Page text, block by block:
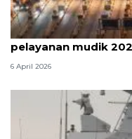
Survei: 88,8 persen
pelayanan mudik
6 April 2026